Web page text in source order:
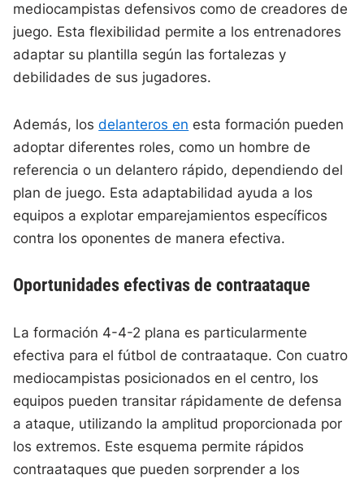
mediocampistas defensivos como de creadores de
juego. Esta flexibilidad permite a los entrenadores
adaptar su plantilla según las fortalezas y
debilidades de sus jugadores.
Además, losdelanteros en esta formación pueden
adoptar diferentes roles, como un hombre de
referencia o un delantero rápido, dependiendo del
plan de juego. Esta adaptabilidad ayuda a los
equipos a explotar emparejamientos específicos
contra los oponentes de manera efectiva.
Oportunidades efectivas de contraataque
La formación 4-4-2 plana es particularmente
efectiva para el fútbol de contraataque. Con cuatro
mediocampistas posicionados en el centro, los
equipos pueden transitar rápidamente de defensa
a ataque, utilizando la amplitud proporcionada por
los extremos. Este esquema permite rápidos
contraataques que pueden sorprender a los